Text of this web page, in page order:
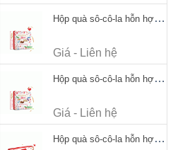
Hộp quà sô-cô-la hỗn hợp Merci Petits Chocolate Collection 125g thiếc
Giá - Liên hệ
Hộp quà sô-cô-la hỗn hợp Merci Petits Chocolate Collection 125g thiếc
Giá - Liên hệ
Hộp quà sô-cô-la hỗn hợp Merci Finest Selection 250g thiếc